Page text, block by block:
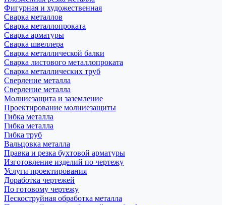
Фигурная и художественная
Сварка металлов
Сварка металлопроката
Сварка арматуры
Сварка швеллера
Сварка металлической балки
Сварка листового металлопроката
Сварка металлических труб
Сверление металла
Сверление металла
Молниезащита и заземление
Проектирование молниезащиты
Гибка металла
Гибка металла
Гибка труб
Вальцовка металла
Правка и резка бухтовой арматуры
Изготовление изделий по чертежу
Услуги проектирования
Доработка чертежей
По готовому чертежу
Пескоструйная обработка металла